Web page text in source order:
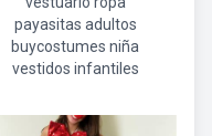
payasitas adultos
buycostumes niña
vestidos infantiles